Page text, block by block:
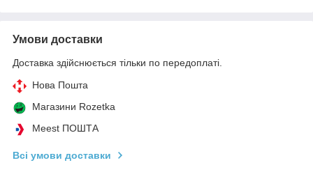
Умови доставки
Доставка здійснюється тільки по передоплаті.
Нова Пошта
Магазини Rozetka
Meest ПОШТА
Всі умови доставки